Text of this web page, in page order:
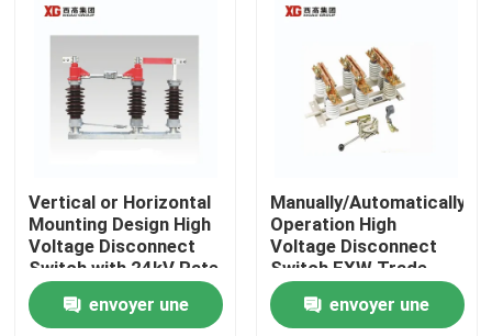
Maison
Produits
Au sujet de nous
Vertical or Horizontal
Mounting Design High
Voltage Disconnect
Switch with 24kV Rate
Voltage
envoyer une
Manually/Automatically
Operation High
Voltage Disconnect
Switch EXW Trade
Terms Product
envoyer une